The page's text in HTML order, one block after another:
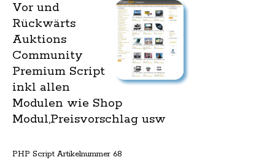
Vor und
Rückwärts
Auktions
Community
Premium Script
inkl allen
Modulen wie Shop
Modul,Preisvorschlag usw
PHP Script Artikelnummer 68